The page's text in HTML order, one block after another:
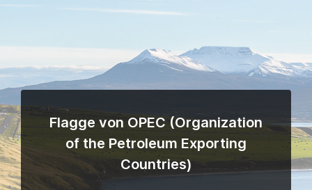
Flagge von OPEC (Organization
of the Petroleum Exporting
Countries)